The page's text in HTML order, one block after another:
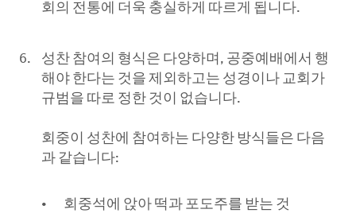
회의 전통에 더욱 충실하게 따르게 됩니다.
성찬 참여의 형식은 다양하며, 공중예배에서 행
해야 한다는 것을 제외하고는 성경이나 교회가
규범을 따로 정한 것이 없습니다.
회중이 성찬에 참여하는 다양한 방식들은 다음
과 같습니다:
회중석에 앉아 떡과 포도주를 받는 것